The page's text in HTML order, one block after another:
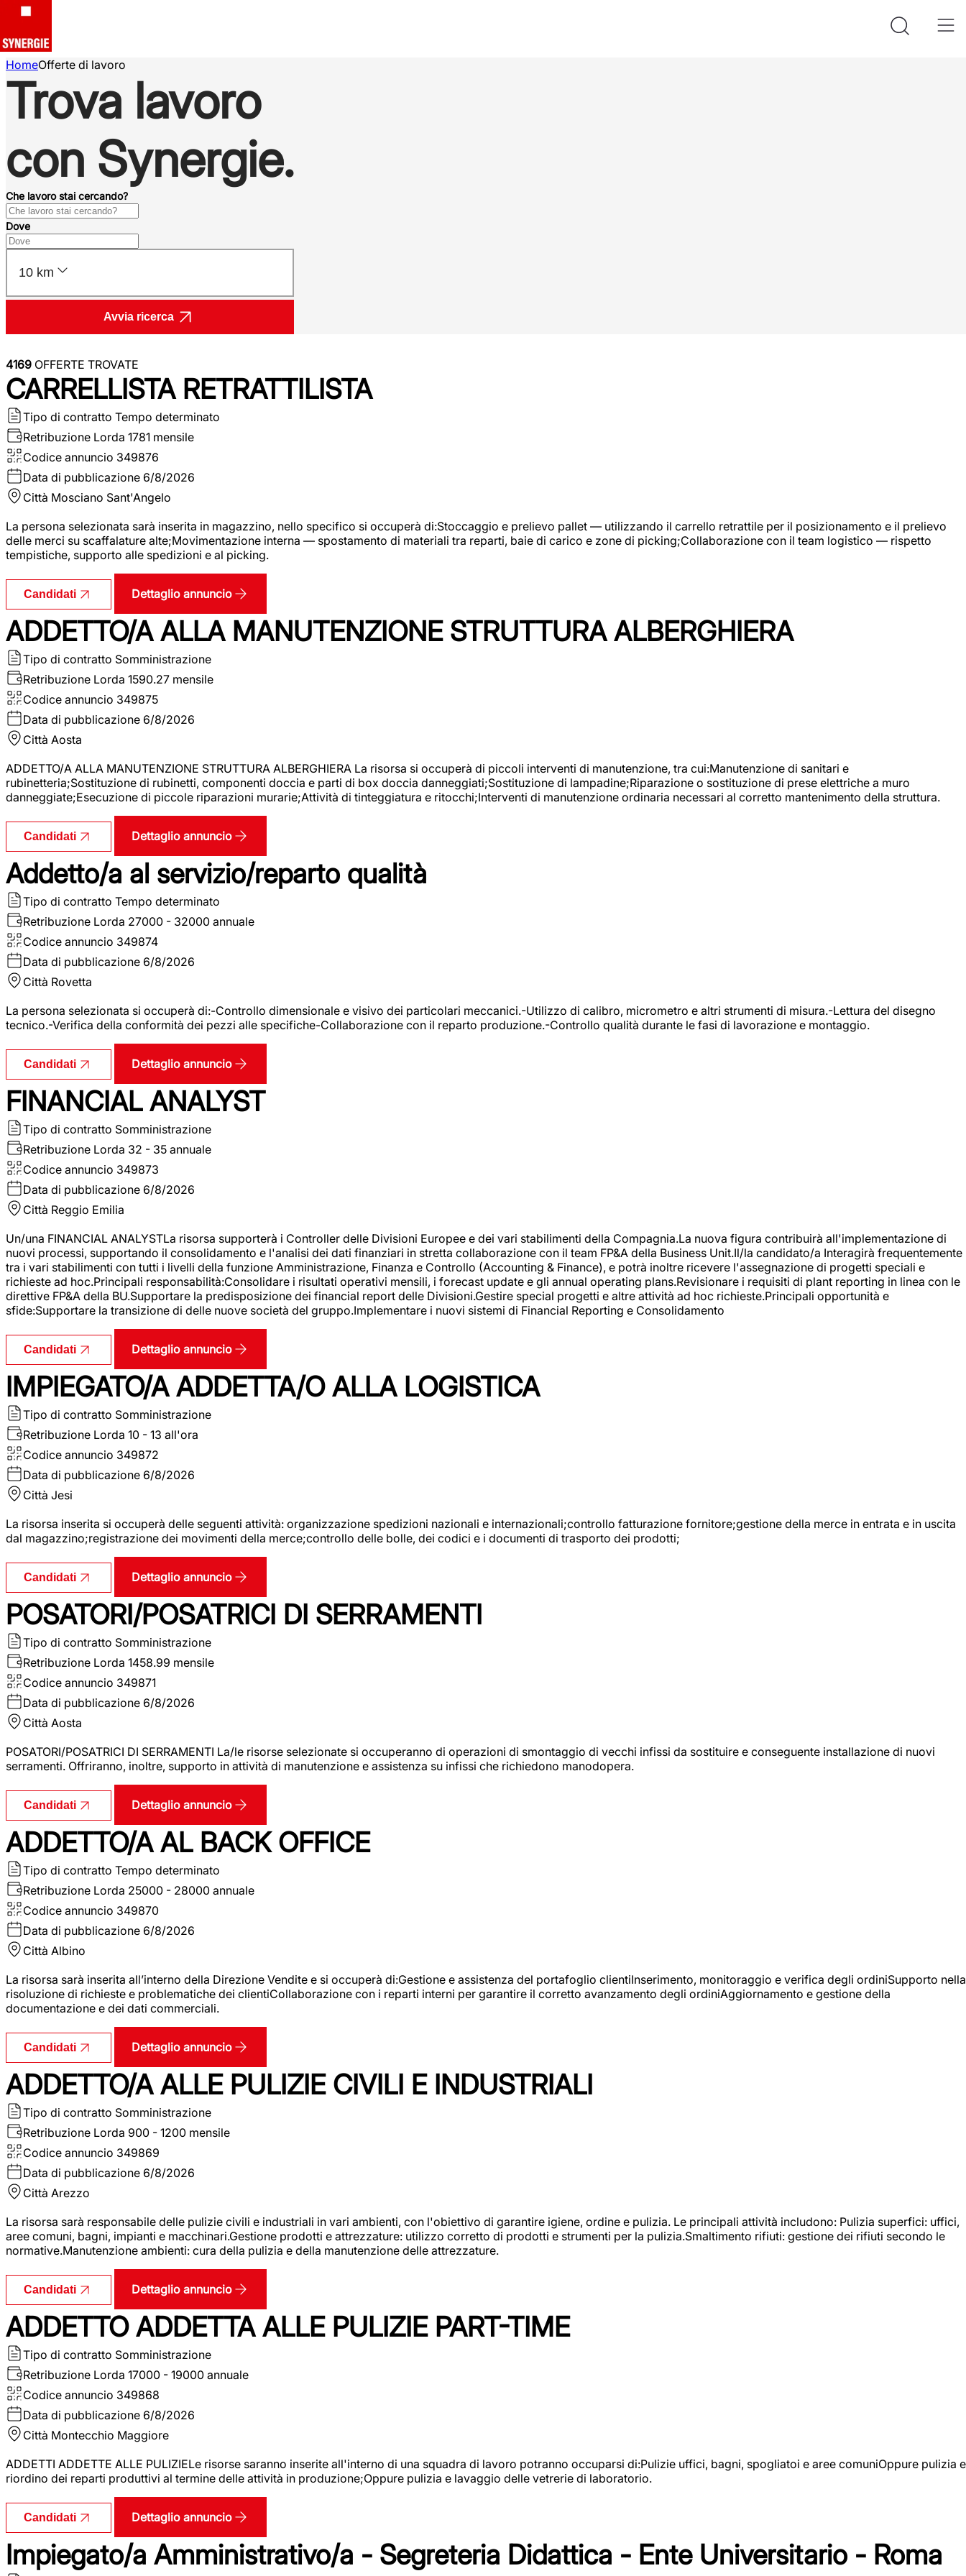
HomeOfferte di lavoro
Trova lavoro
con Synergie.
Che lavoro stai cercando?
Dove
10 km
Avvia ricerca
4169 OFFERTE TROVATE
CARRELLISTA RETRATTILISTA
Tipo di contratto Tempo determinato
Retribuzione Lorda 1781 mensile
Codice annuncio 349876
Data di pubblicazione 6/8/2026
Città Mosciano Sant'Angelo
La persona selezionata sarà inserita in magazzino, nello specifico si occuperà di:Stoccaggio e prelievo pallet — utilizzando il carrello retrattile per il posizionamento e il prelievo
delle merci su scaffalature alte;Movimentazione interna — spostamento di materiali tra reparti, baie di carico e zone di picking;Collaborazione con il team logistico — rispetto
tempistiche, supporto alle spedizioni e al picking.
Candidati Dettaglio annuncio
ADDETTO/A ALLA MANUTENZIONE STRUTTURA ALBERGHIERA
Tipo di contratto Somministrazione
Retribuzione Lorda 1590.27 mensile
Codice annuncio 349875
Data di pubblicazione 6/8/2026
Città Aosta
ADDETTO/A ALLA MANUTENZIONE STRUTTURA ALBERGHIERA La risorsa si occuperà di piccoli interventi di manutenzione, tra cui:Manutenzione di sanitari e
rubinetteria;Sostituzione di rubinetti, componenti doccia e parti di box doccia danneggiati;Sostituzione di lampadine;Riparazione o sostituzione di prese elettriche a muro
danneggiate;Esecuzione di piccole riparazioni murarie;Attività di tinteggiatura e ritocchi;Interventi di manutenzione ordinaria necessari al corretto mantenimento della struttura.
Candidati Dettaglio annuncio
Addetto/a al servizio/reparto qualità
Tipo di contratto Tempo determinato
Retribuzione Lorda 27000 - 32000 annuale
Codice annuncio 349874
Data di pubblicazione 6/8/2026
Città Rovetta
La persona selezionata si occuperà di:-Controllo dimensionale e visivo dei particolari meccanici.-Utilizzo di calibro, micrometro e altri strumenti di misura.-Lettura del disegno
tecnico.-Verifica della conformità dei pezzi alle specifiche-Collaborazione con il reparto produzione.-Controllo qualità durante le fasi di lavorazione e montaggio.
Candidati Dettaglio annuncio
FINANCIAL ANALYST
Tipo di contratto Somministrazione
Retribuzione Lorda 32 - 35 annuale
Codice annuncio 349873
Data di pubblicazione 6/8/2026
Città Reggio Emilia
Un/una FINANCIAL ANALYSTLa risorsa supporterà i Controller delle Divisioni Europee e dei vari stabilimenti della Compagnia.La nuova figura contribuirà all'implementazione di
nuovi processi, supportando il consolidamento e l'analisi dei dati finanziari in stretta collaborazione con il team FP&A della Business Unit.Il/la candidato/a Interagirà frequentemente
tra i vari stabilimenti con tutti i livelli della funzione Amministrazione, Finanza e Controllo (Accounting & Finance), e potrà inoltre ricevere l'assegnazione di progetti speciali e
richieste ad hoc.Principali responsabilità:Consolidare i risultati operativi mensili, i forecast update e gli annual operating plans.Revisionare i requisiti di plant reporting in linea con le
direttive FP&A della BU.Supportare la predisposizione dei financial report delle Divisioni.Gestire special progetti e altre attività ad hoc richieste.Principali opportunità e
sfide:Supportare la transizione di delle nuove società del gruppo.Implementare i nuovi sistemi di Financial Reporting e Consolidamento
Candidati Dettaglio annuncio
IMPIEGATO/A ADDETTA/O ALLA LOGISTICA
Tipo di contratto Somministrazione
Retribuzione Lorda 10 - 13 all'ora
Codice annuncio 349872
Data di pubblicazione 6/8/2026
Città Jesi
La risorsa inserita si occuperà delle seguenti attività: organizzazione spedizioni nazionali e internazionali;controllo fatturazione fornitore;gestione della merce in entrata e in uscita
dal magazzino;registrazione dei movimenti della merce;controllo delle bolle, dei codici e i documenti di trasporto dei prodotti;
Candidati Dettaglio annuncio
POSATORI/POSATRICI DI SERRAMENTI
Tipo di contratto Somministrazione
Retribuzione Lorda 1458.99 mensile
Codice annuncio 349871
Data di pubblicazione 6/8/2026
Città Aosta
POSATORI/POSATRICI DI SERRAMENTI La/le risorse selezionate si occuperanno di operazioni di smontaggio di vecchi infissi da sostituire e conseguente installazione di nuovi
serramenti. Offriranno, inoltre, supporto in attività di manutenzione e assistenza su infissi che richiedono manodopera.
Candidati Dettaglio annuncio
ADDETTO/A AL BACK OFFICE
Tipo di contratto Tempo determinato
Retribuzione Lorda 25000 - 28000 annuale
Codice annuncio 349870
Data di pubblicazione 6/8/2026
Città Albino
La risorsa sarà inserita all’interno della Direzione Vendite e si occuperà di:Gestione e assistenza del portafoglio clientiInserimento, monitoraggio e verifica degli ordiniSupporto nella
risoluzione di richieste e problematiche dei clientiCollaborazione con i reparti interni per garantire il corretto avanzamento degli ordiniAggiornamento e gestione della
documentazione e dei dati commerciali.
Candidati Dettaglio annuncio
ADDETTO/A ALLE PULIZIE CIVILI E INDUSTRIALI
Tipo di contratto Somministrazione
Retribuzione Lorda 900 - 1200 mensile
Codice annuncio 349869
Data di pubblicazione 6/8/2026
Città Arezzo
La risorsa sarà responsabile delle pulizie civili e industriali in vari ambienti, con l'obiettivo di garantire igiene, ordine e pulizia. Le principali attività includono: Pulizia superfici: uffici,
aree comuni, bagni, impianti e macchinari.Gestione prodotti e attrezzature: utilizzo corretto di prodotti e strumenti per la pulizia.Smaltimento rifiuti: gestione dei rifiuti secondo le
normative.Manutenzione ambienti: cura della pulizia e della manutenzione delle attrezzature.
Candidati Dettaglio annuncio
ADDETTO ADDETTA ALLE PULIZIE PART-TIME
Tipo di contratto Somministrazione
Retribuzione Lorda 17000 - 19000 annuale
Codice annuncio 349868
Data di pubblicazione 6/8/2026
Città Montecchio Maggiore
ADDETTI ADDETTE ALLE PULIZIELe risorse saranno inserite all'interno di una squadra di lavoro potranno occuparsi di:Pulizie uffici, bagni, spogliatoi e aree comuniOppure pulizia e
riordino dei reparti produttivi al termine delle attività in produzione;Oppure pulizia e lavaggio delle vetrerie di laboratorio.
Candidati Dettaglio annuncio
Impiegato/a Amministrativo/a - Segreteria Didattica - Ente Universitario - Roma